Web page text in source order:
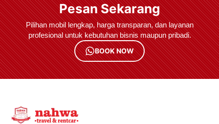
Pesan Sekarang
Pilihan mobil lengkap, harga transparan, dan layanan
profesional untuk kebutuhan bisnis maupun pribadi.
BOOK NOW